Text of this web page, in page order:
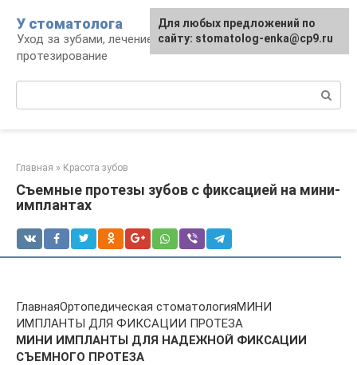
контенту
У стоматолога
Уход за зубами, лечение, удаление,
протезирование
Главная » Красота зубов
Съемные протезы зубов с фиксацией на мини-
имплантах
ГлавнаяОртопедическая стоматологияМИНИ
ИМПЛАНТЫ ДЛЯ ФИКСАЦИИ ПРОТЕЗА
МИНИ ИМПЛАНТЫ ДЛЯ НАДЕЖНОЙ ФИКСАЦИИ
СЪЕМНОГО ПРОТЕЗА
Для любых предложений по
сайту: stomatolog-enka@cp9.ru